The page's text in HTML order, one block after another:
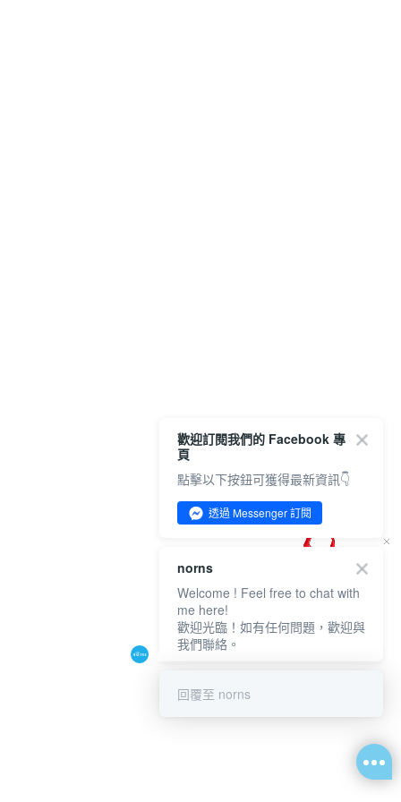
歡迎訂閱我們的 Facebook 專
頁
點擊以下按鈕可獲得最新資訊👇
透過 Messenger 訂閱
norns
Welcome ! Feel free to chat with
me here!
歡迎光臨！如有任何問題，歡迎與
我們聯絡。
回覆至 norns